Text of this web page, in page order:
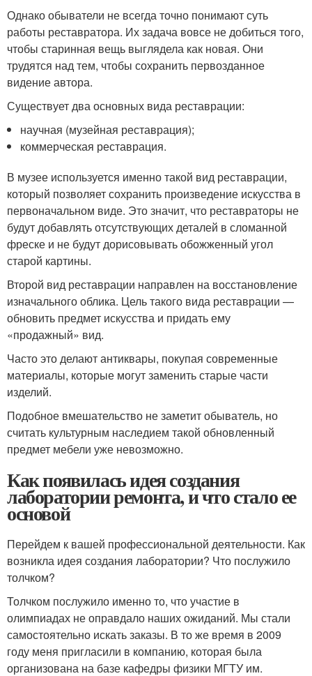
Однако обыватели не всегда точно понимают суть
работы реставратора. Их задача вовсе не добиться того,
чтобы старинная вещь выглядела как новая. Они
трудятся над тем, чтобы сохранить первозданное
видение автора.
Существует два основных вида реставрации:
научная (музейная реставрация);
коммерческая реставрация.
В музее используется именно такой вид реставрации,
который позволяет сохранить произведение искусства в
первоначальном виде. Это значит, что реставраторы не
будут добавлять отсутствующих деталей в сломанной
фреске и не будут дорисовывать обожженный угол
старой картины.
Второй вид реставрации направлен на восстановление
изначального облика. Цель такого вида реставрации —
обновить предмет искусства и придать ему
«продажный» вид.
Часто это делают антиквары, покупая современные
материалы, которые могут заменить старые части
изделий.
Подобное вмешательство не заметит обыватель, но
считать культурным наследием такой обновленный
предмет мебели уже невозможно.
Как появилась идея создания
лаборатории ремонта, и что стало ее
основой
Перейдем к вашей профессиональной деятельности. Как
возникла идея создания лаборатории? Что послужило
толчком?
Толчком послужило именно то, что участие в
олимпиадах не оправдало наших ожиданий. Мы стали
самостоятельно искать заказы. В то же время в 2009
году меня пригласили в компанию, которая была
организована на базе кафедры физики МГТУ им.